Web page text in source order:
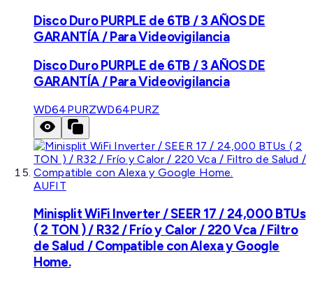
Disco Duro PURPLE de 6TB / 3 AÑOS DE
GARANTÍA / Para Videovigilancia
Disco Duro PURPLE de 6TB / 3 AÑOS DE
GARANTÍA / Para Videovigilancia
WD64PURZWD64PURZ
AUFIT
Minisplit WiFi Inverter / SEER 17 / 24,000 BTUs
( 2 TON ) / R32 / Frío y Calor / 220 Vca / Filtro
de Salud / Compatible con Alexa y Google
Home.